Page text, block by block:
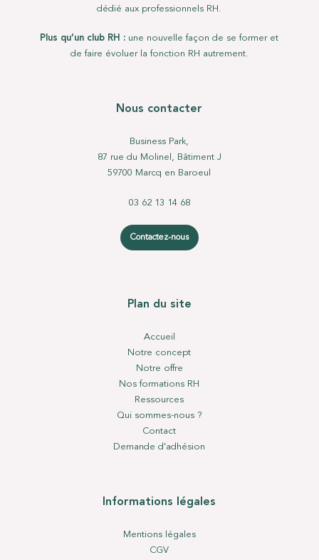
dédié aux professionnels RH.
Plus qu’un club RH : une nouvelle façon de se former et
de faire évoluer la fonction RH autrement.
Nous contacter
Business Park,
87 rue du Molinel, Bâtiment J
59700 Marcq en Baroeul
03 62 13 14 68
Contactez-nous
Plan du site
Accueil
Notre concept
Notre offre
Nos formations RH
Ressources
Qui sommes-nous ?
Contact
Demande d’adhésion
Informations légales
Mentions légales
CGV